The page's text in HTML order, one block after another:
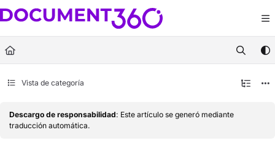
Documentation Index
Fetch the complete documentation index at:https://docs.document360.com/
Use this file to discover all available pages before exploring further.
Vista de categoría
Descargo de responsabilidad: Este artículo se generó mediante
traducción automática.